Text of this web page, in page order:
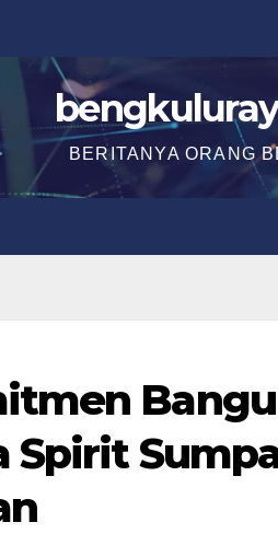
BERITANYA ORANG